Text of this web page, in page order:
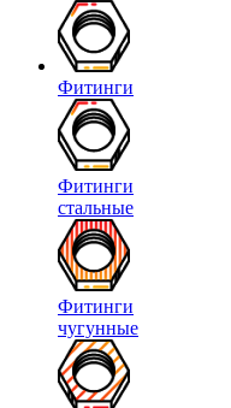
Фитинги
Фитинги
стальные
Фитинги
чугунные